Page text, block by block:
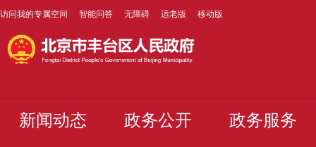
访问我的专属空间 智能问答 无障碍 适老版 移动版
新闻动态 政务公开 政务服务